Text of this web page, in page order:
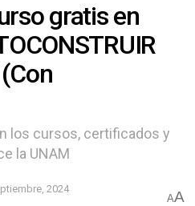
gratis en
los cursos, certificados y
la UNAM
2024
AA